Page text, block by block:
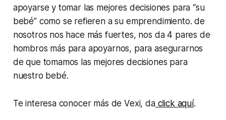
apoyarse y tomar las mejores decisiones para “su
bebé” como se refieren a su emprendimiento. de
nosotros nos hace más fuertes, nos da 4 pares de
hombros más para apoyarnos, para asegurarnos
de que tomamos las mejores decisiones para
nuestro bebé.
Te interesa conocer más de Vexi, daclick aquí.